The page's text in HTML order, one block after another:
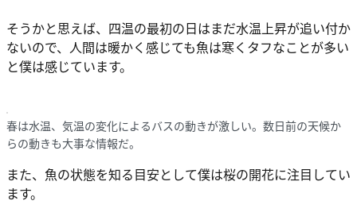
そうかと思えば、四温の最初の日はまだ水温上昇が追い付か
ないので、人間は暖かく感じても魚は寒くタフなことが多い
と僕は感じています。
春は水温、気温の変化によるバスの動きが激しい。数日前の天候か
らの動きも大事な情報だ。
また、魚の状態を知る目安として僕は桜の開花に注目してい
ます。